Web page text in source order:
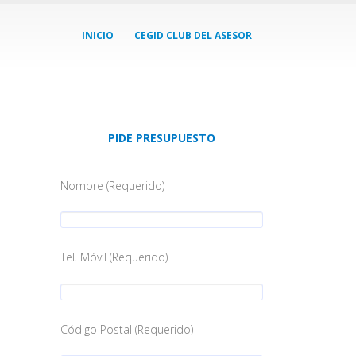
INICIO CEGID CLUB DEL ASESOR
PIDE PRESUPUESTO
Nombre (Requerido)
Tel. Móvil (Requerido)
Código Postal (Requerido)